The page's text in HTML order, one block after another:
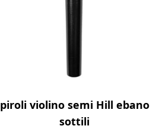
piroli violino semi Hill ebano
sottili